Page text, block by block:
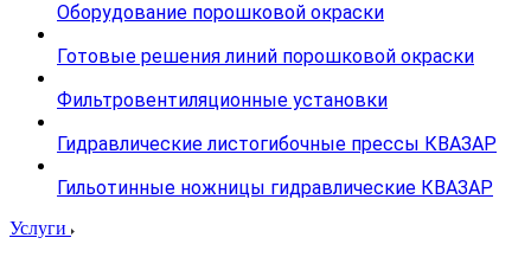
Оборудование порошковой окраски
Готовые решения линий порошковой окраски
Фильтровентиляционные установки
Гидравлические листогибочные прессы КВАЗАР
Гильотинные ножницы гидравлические КВАЗАР
Услуги